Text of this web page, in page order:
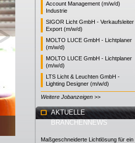
Account Management (m/w/d)
Industrie
SIGOR Licht GmbH - Verkaufsleiter
Export (m/w/d)
MOLTO LUCE GmbH - Lichtplaner
(m/w/d)
MOLTO LUCE GmbH - Lichtplaner
(m/w/d)
LTS Licht & Leuchten GmbH -
Lighting Designer (m/w/d)
Weitere Jobanzeigen >>
AKTUELLE
BRANCHENNEWS
Maßgeschneiderte Lichtlösung für ein